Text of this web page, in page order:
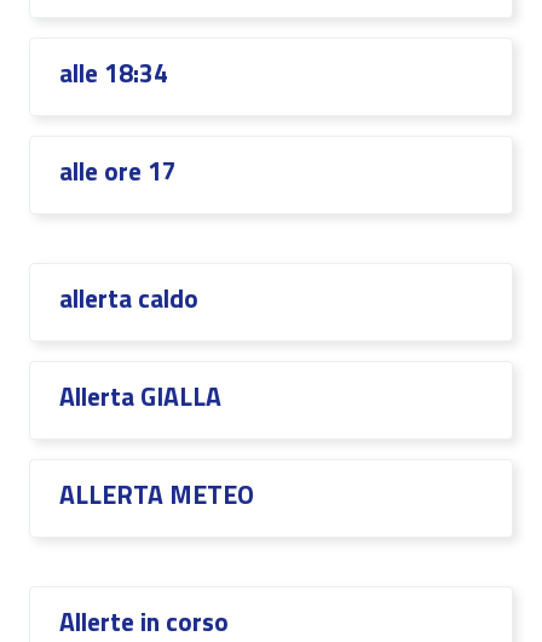
alle 18:34
alle ore 17
allerta caldo
Allerta GIALLA
ALLERTA METEO
Allerte in corso